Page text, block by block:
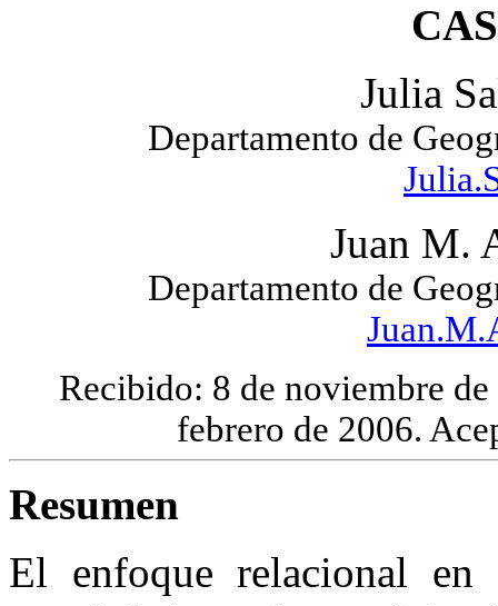
Julia
Departamento de
Juan M.
Departamento de
Recibido: 8 de noviembre
febrero de 2006.
Resumen
El enfoque relacional en